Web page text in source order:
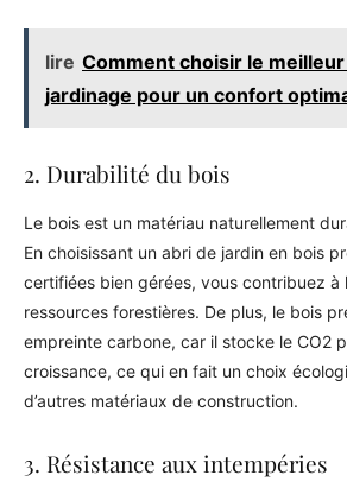
lire Comment choisir le
jardinage pour un confort
2. Durabilité du bois
Le bois est un matériau naturellement
En choisissant un abri de jardin en bois
certifiées bien gérées, vous contribuez à
ressources forestières. De plus, le bois
empreinte carbone, car il stocke le CO2
croissance, ce qui en fait un choix
d’autres matériaux de construction.
3. Résistance aux intempéries